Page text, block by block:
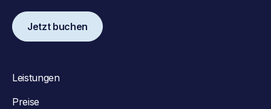
Jetzt buchen
Leistungen
Preise